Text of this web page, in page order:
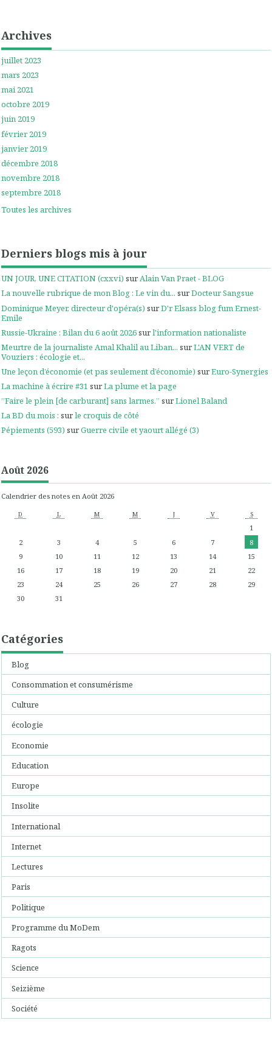
Archives
juillet 2023
mars 2023
mai 2021
octobre 2019
juin 2019
février 2019
janvier 2019
décembre 2018
novembre 2018
septembre 2018
Toutes les archives
Derniers blogs mis à jour
UN JOUR, UNE CITATION (cxxvi) surAlain Van Praet - BLOG
La nouvelle rubrique de mon Blog : Le vin du... surDocteur Sangsue
Dominique Meyer, directeur d'opéra(s) surD'r Elsass blog fum Ernest-
Emile
Russie-Ukraine : Bilan du 6 août 2026surl'information nationaliste
Meurtre de la journaliste Amal Khalil au Liban... surL'AN VERT de
Vouziers : écologie et...
Une leçon d’économie (et pas seulement d’économie) surEuro-Synergies
La machine à écrire #31 surLa plume et la page
”Faire le plein [de carburant] sans larmes.” surLionel Baland
La BD du mois : surle croquis de côté
Pépiements (593) surGuerre civile et yaourt allégé (3)
Août 2026
Calendrier des notes en Août 2026
D L M M J V S
1
2
3 4 5 6 7
8
9
10 11 12 13 14
15
16
17 18 19 20 21
22
23
24 25 26 27 28
29
30
31
Catégories
Blog
Consommation et consumérisme
Culture
écologie
Economie
Education
Europe
Insolite
International
Internet
Lectures
Paris
Politique
Programme du MoDem
Ragots
Science
Seizième
Société